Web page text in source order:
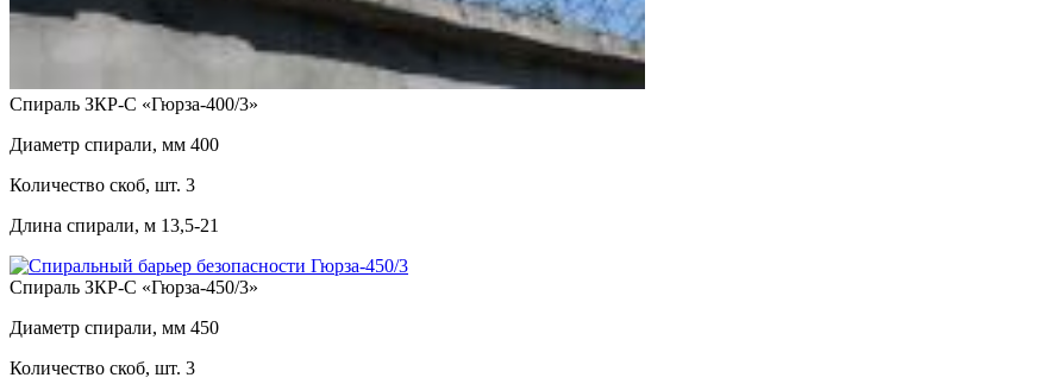
Спираль ЗКР-С «Гюрза-400/3»
Диаметр спирали, мм 400
Количество скоб, шт. 3
Длина спирали, м 13,5-21
Спираль ЗКР-С «Гюрза-450/3»
Диаметр спирали, мм 450
Количество скоб, шт. 3